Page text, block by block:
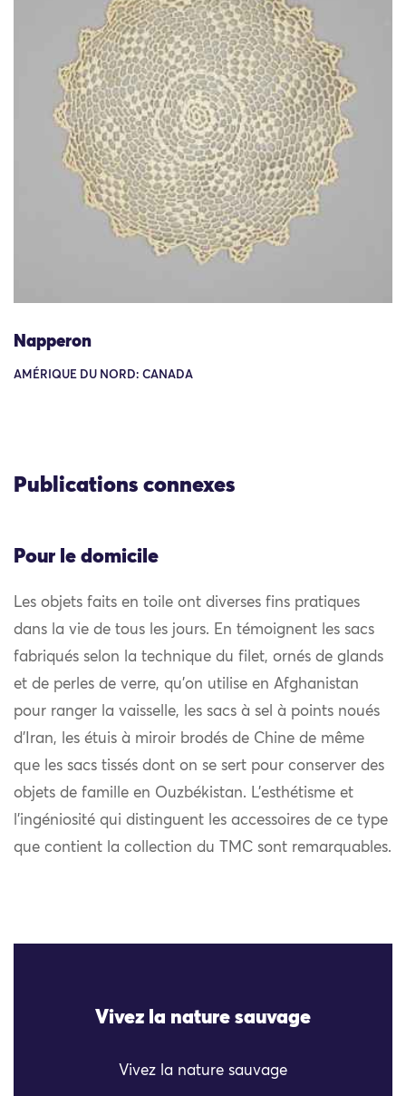
Napperon
AMÉRIQUE DU NORD: CANADA
Publications connexes
Pour le domicile
Les objets faits en toile ont diverses fins pratiques
dans la vie de tous les jours. En témoignent les sacs
fabriqués selon la technique du filet, ornés de glands
et de perles de verre, qu’on utilise en Afghanistan
pour ranger la vaisselle, les sacs à sel à points noués
d’Iran, les étuis à miroir brodés de Chine de même
que les sacs tissés dont on se sert pour conserver des
objets de famille en Ouzbékistan. L’esthétisme et
l’ingéniosité qui distinguent les accessoires de ce type
que contient la collection du TMC sont remarquables.
Vivez la nature sauvage
Vivez la nature sauvage